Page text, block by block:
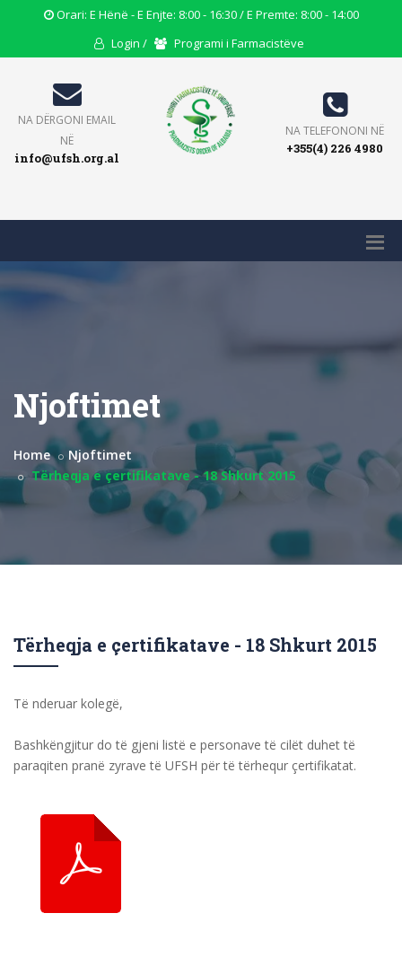
Opening
Orari: E Hënë - E Enjte: 8:00 - 16:30 / E Premte: 8:00 - 14:00
User
Login /
Users
Programi i Farmacistëve
Email
NA DËRGONI EMAIL
NË
info@ufsh.org.al
Phone
Icon
NA TELEFONONI NË
+355(4) 226 4980
Njoftimet
Home
Njoftimet
Tërheqja e çertifikatave - 18 Shkurt 2015
Tërheqja e çertifikatave - 18 Shkurt 2015
Të nderuar kolegë,
Bashkëngjitur do të gjeni listë e personave të cilët duhet të
paraqiten pranë zyrave të UFSH për të tërhequr çertifikatat.